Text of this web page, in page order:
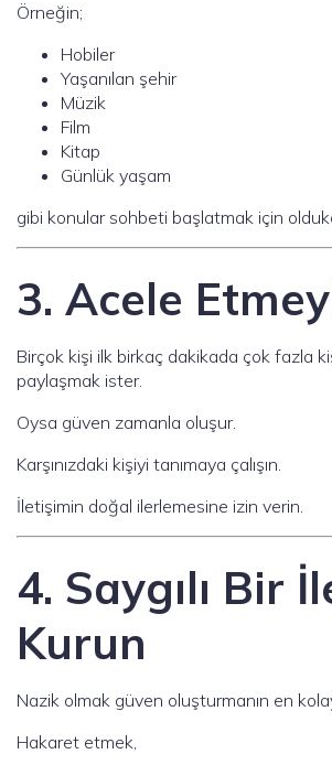
Örneğin;
Hobiler
Yaşanılan şehir
Müzik
Film
Kitap
Günlük yaşam
gibi konular sohbeti başlatmak için
3. Acele
Birçok kişi ilk birkaç dakikada çok fazla
paylaşmak ister.
Oysa güven zamanla oluşur.
Karşınızdaki kişiyi tanımaya çalışın.
İletişimin doğal ilerlemesine izin verin.
4. Saygılı Bir
Kurun
Nazik olmak güven oluşturmanın en
Hakaret etmek,